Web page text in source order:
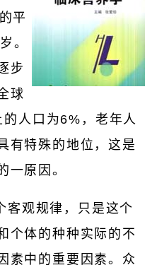
平
。
步
球
人口为6%，老年人
有特殊的地位，这是
一原因。
客观规律，只是这个
个体的种种实际的不
素中的重要因素。众